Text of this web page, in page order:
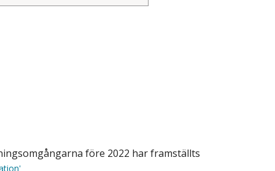
före 2022 har framställts